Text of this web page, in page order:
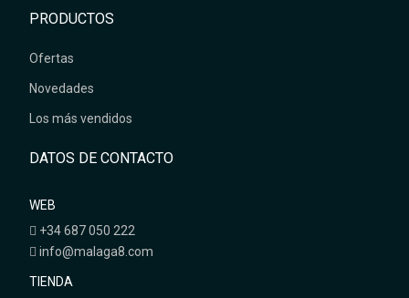
PRODUCTOS
Ofertas
Novedades
Los más vendidos
DATOS DE CONTACTO
WEB
+34 687 050 222
info@malaga8.com
TIENDA